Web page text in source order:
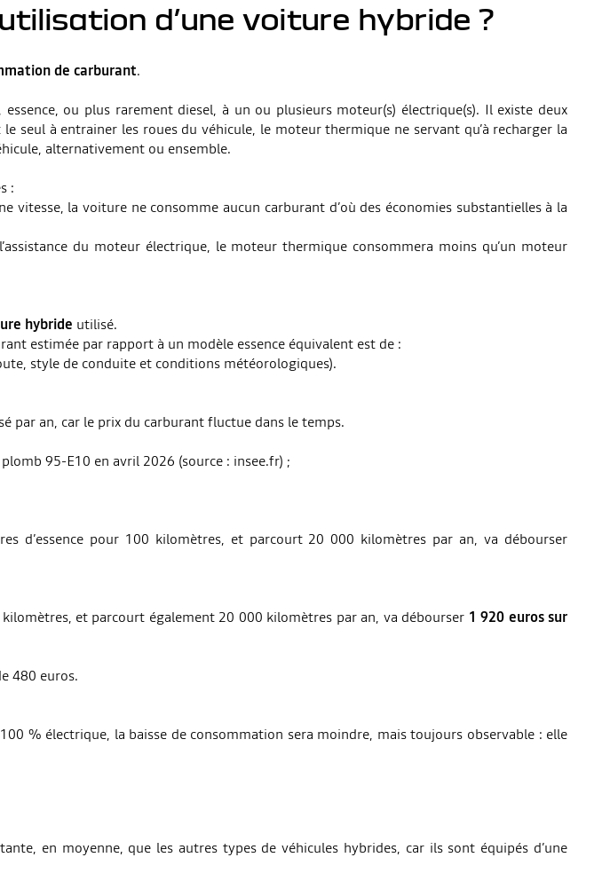
d’une voiture hybride ?
de carburant.
ou plus rarement diesel, à un ou plusieurs moteur(s) électrique(s). Il existe deux
à entrainer les roues du véhicule, le moteur thermique ne servant qu’à recharger la
alternativement ou ensemble.
:
la voiture ne consomme aucun carburant d’où des économies substantielles à la
du moteur électrique, le moteur thermique consommera moins qu’un moteur
hybride utilisé.
estimée par rapport à un modèle essence équivalent est de :
style de conduite et conditions météorologiques).
par an, car le prix du carburant fluctue dans le temps.
95-E10 en avril 2026 (source : insee.fr) ;
d’essence pour 100 kilomètres, et parcourt 20 000 kilomètres par an, va débourser
et parcourt également 20 000 kilomètres par an, va débourser 1 920 euros sur
480 euros.
% électrique, la baisse de consommation sera moindre, mais toujours observable : elle
en moyenne, que les autres types de véhicules hybrides, car ils sont équipés d’une